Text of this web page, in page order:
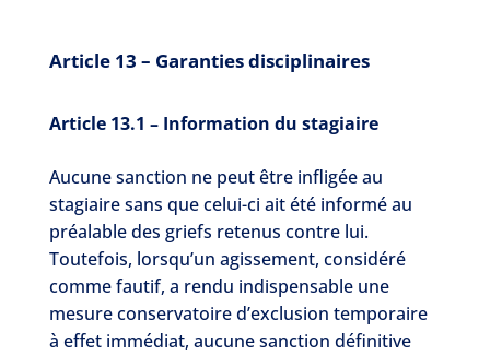
Article 13 – Garanties disciplinaires
Article 13.1 – Information du stagiaire
Aucune sanction ne peut être infligée au
stagiaire sans que celui-ci ait été informé au
préalable des griefs retenus contre lui.
Toutefois, lorsqu’un agissement, considéré
comme fautif, a rendu indispensable une
mesure conservatoire d’exclusion temporaire
à effet immédiat, aucune sanction définitive